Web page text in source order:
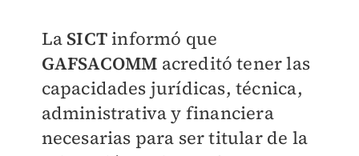
La SICTinformó que
GAFSACOMM acreditó tener las
capacidades jurídicas, técnica,
administrativa y financiera
necesarias para ser titular de la